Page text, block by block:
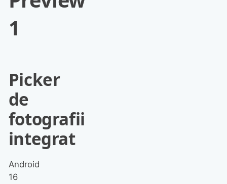
1
Picker
de
fotografii
integrat
Android
16